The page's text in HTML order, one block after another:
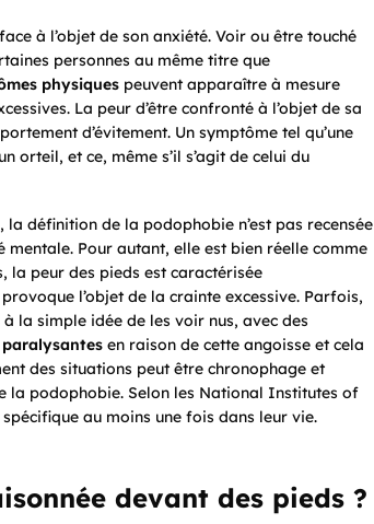
à l’objet de son anxiété. Voir ou être touché
personnes au même titre que
physiques peuvent apparaître à mesure
La peur d’être confronté à l’objet de sa
d’évitement. Un symptôme tel qu’une
orteil, et ce, même s’il s’agit de celui du
définition de la podophobie n’est pas recensée
Pour autant, elle est bien réelle comme
la peur des pieds est caractérisée
l’objet de la crainte excessive. Parfois,
la simple idée de les voir nus, avec des
en raison de cette angoisse et cela
des situations peut être chronophage et
la podophobie. Selon les National Institutes of
au moins une fois dans leur vie.
devant des pieds ?